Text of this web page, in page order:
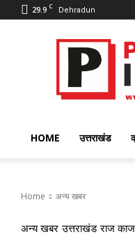
29.9 C Dehradun
HOME उत्तराखंड
Home अन्य खबर
अन्य खबर उत्तराखंड राज काज